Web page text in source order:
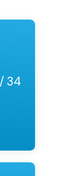
/ 34